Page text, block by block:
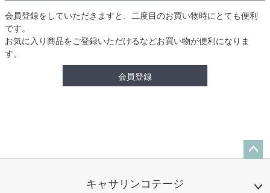
会員登録をしていただきますと、二度目のお買い物時にとても便利
です。
お気に入り商品をご登録いただけるなどお買い物が便利になりま
す。
会員登録
キャサリンコテージ